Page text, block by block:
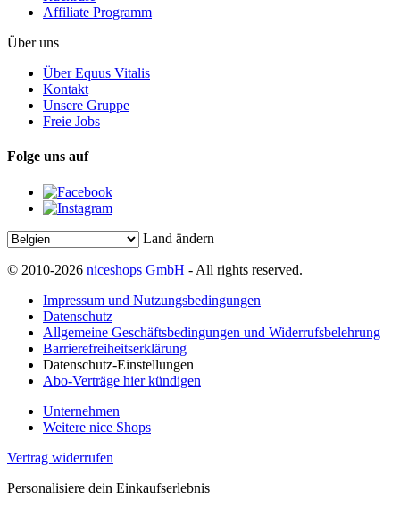
Affiliate Programm
Über uns
Über Equus Vitalis
Kontakt
Unsere Gruppe
Freie Jobs
Folge uns auf
Land ändern
© 2010-2026 niceshops GmbH - All rights reserved.
Impressum und Nutzungsbedingungen
Datenschutz
Allgemeine Geschäftsbedingungen und Widerrufsbelehrung
Barrierefreiheitserklärung
Datenschutz-Einstellungen
Abo-Verträge hier kündigen
Unternehmen
Weitere nice Shops
Vertrag widerrufen
Personalisiere dein Einkaufserlebnis